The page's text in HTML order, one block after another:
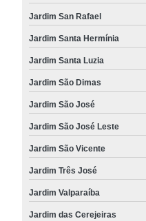
Jardim San Rafael
Jardim Santa Hermínia
Jardim Santa Luzia
Jardim São Dimas
Jardim São José
Jardim São José Leste
Jardim São Vicente
Jardim Três José
Jardim Valparaíba
Jardim das Cerejeiras